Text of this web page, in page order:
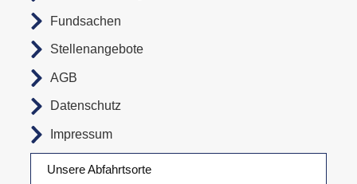
Unsere Abfahrtsorte
Fundsachen
Stellenangebote
AGB
Datenschutz
Impressum